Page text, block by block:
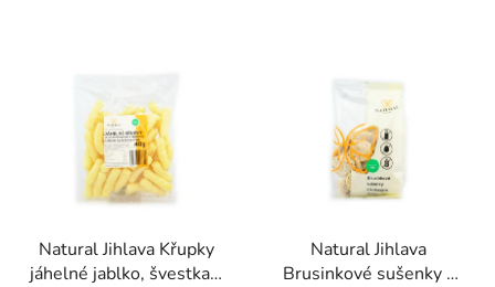
Natural Jihlava Křupky
jáhelné jablko, švestka a
Natural Jihlava
Brusinkové sušenky s